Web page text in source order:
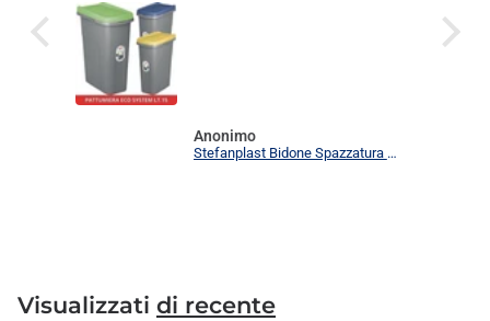
Anonimo
Stefanplast Bidone Spazzatura Plastica Coperchio Colorato Eco System 15L Cestino Rettangolar
Visualizzati di recente